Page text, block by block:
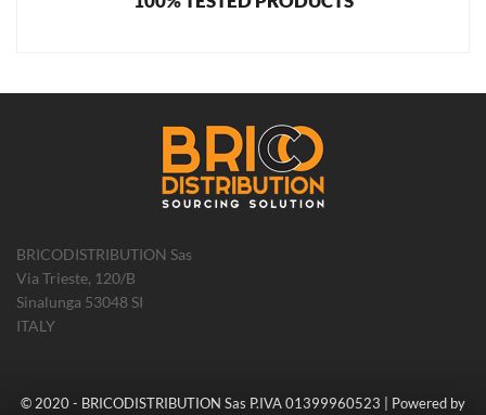
BRICODISTRIBUTION Sas
Via Trieste, 120/B
Sinalunga 53048 SI
ITALY
© 2020 - BRICODISTRIBUTION Sas P.IVA 01399960523 | Powered by